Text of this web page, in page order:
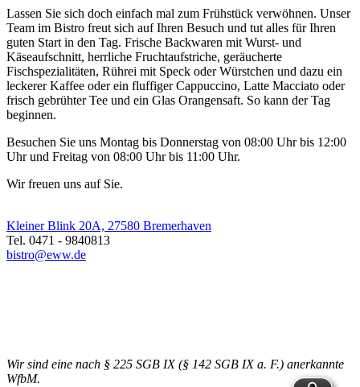
Lassen Sie sich doch einfach mal zum Frühstück verwöhnen. Unser
Team im Bistro freut sich auf Ihren Besuch und tut alles für Ihren
guten Start in den Tag. Frische Backwaren mit Wurst- und
Käseaufschnitt, herrliche Fruchtaufstriche, geräucherte
Fischspezialitäten, Rührei mit Speck oder Würstchen und dazu ein
leckerer Kaffee oder ein fluffiger Cappuccino, Latte Macciato oder
frisch gebrühter Tee und ein Glas Orangensaft. So kann der Tag
beginnen.
Besuchen Sie uns Montag bis Donnerstag von 08:00 Uhr bis 12:00
Uhr und Freitag von 08:00 Uhr bis 11:00 Uhr.
Wir freuen uns auf Sie.
Kleiner Blink 20A, 27580 Bremerhaven
Tel. 0471 - 9840813
bistro@eww.de
Wir sind eine nach § 225 SGB IX (§ 142 SGB IX a. F.) anerkannte
WfbM.